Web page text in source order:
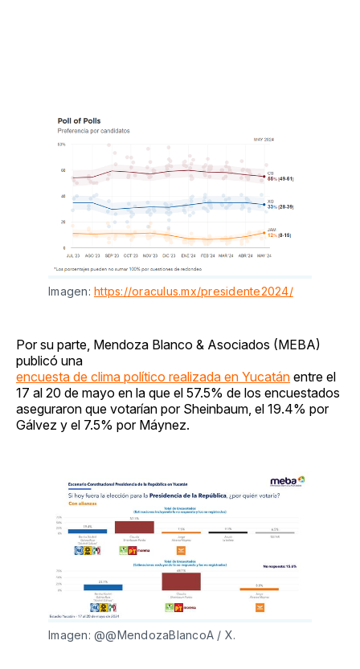
Imagen: https://oraculus.mx/presidente2024/
Por su parte, Mendoza Blanco & Asociados (MEBA)
publicó una
encuesta de clima político realizada en Yucatán entre el
17 al 20 de mayo en la que el 57.5% de los encuestados
aseguraron que votarían por Sheinbaum, el 19.4% por
Gálvez y el 7.5% por Máynez.
Imagen: @@MendozaBlancoA / X.